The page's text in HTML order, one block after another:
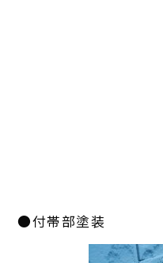
●付帯部塗装